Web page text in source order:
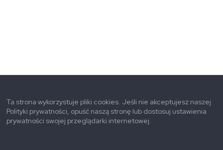
Ta strona wykorzystuje pliki cookies. Jeśli nie akceptujesz naszej
Polityki prywatności, opuść naszą stronę lub dostosuj ustawienia
prywatności swojej przeglądarki internetowej.